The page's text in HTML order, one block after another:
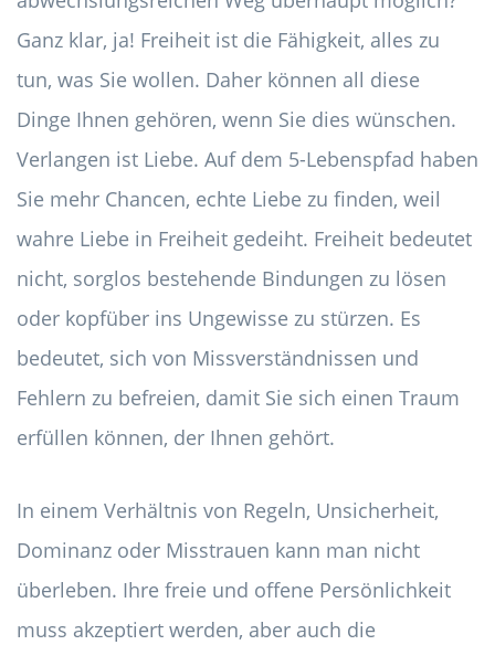
Ganz klar, ja! Freiheit ist die Fähigkeit, alles zu
tun, was Sie wollen. Daher können all diese
Dinge Ihnen gehören, wenn Sie dies wünschen.
Verlangen ist Liebe. Auf dem 5-Lebenspfad haben
Sie mehr Chancen, echte Liebe zu finden, weil
wahre Liebe in Freiheit gedeiht. Freiheit bedeutet
nicht, sorglos bestehende Bindungen zu lösen
oder kopfüber ins Ungewisse zu stürzen. Es
bedeutet, sich von Missverständnissen und
Fehlern zu befreien, damit Sie sich einen Traum
erfüllen können, der Ihnen gehört.
In einem Verhältnis von Regeln, Unsicherheit,
Dominanz oder Misstrauen kann man nicht
überleben. Ihre freie und offene Persönlichkeit
muss akzeptiert werden, aber auch die